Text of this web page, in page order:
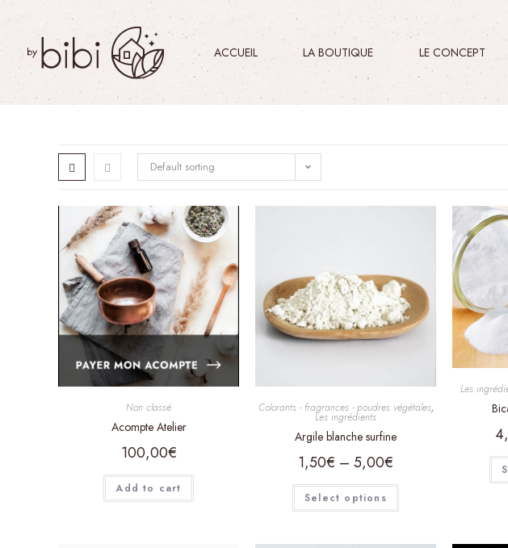
ACCUEIL LA BOUTIQUE​ LE CONCEPT
Default sorting
Non classé
Acompte Atelier
100,00€
Add to cart
Colorants - fragrances - poudres végétales,
Les ingrédients
Argile blanche surfine
1,50€ – 5,00€
Select options
Les